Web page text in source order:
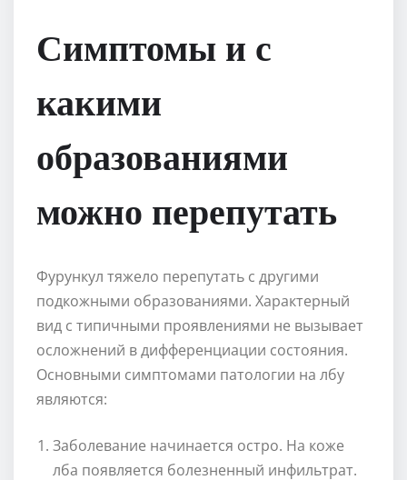
Симптомы и с
какими
образованиями
можно перепутать
Фурункул тяжело перепутать с другими
подкожными образованиями. Характерный
вид с типичными проявлениями не вызывает
осложнений в дифференциации состояния.
Основными симптомами патологии на лбу
являются:
Заболевание начинается остро. На коже
лба появляется болезненный инфильтрат.